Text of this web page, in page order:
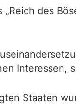
des
Interessen,
Staaten